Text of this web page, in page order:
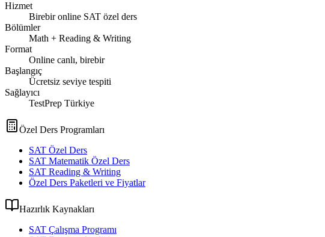
Hizmet
Birebir online SAT özel ders
Bölümler
Math + Reading & Writing
Format
Online canlı, birebir
Başlangıç
Ücretsiz seviye tespiti
Sağlayıcı
TestPrep Türkiye
Özel Ders Programları
SAT Özel Ders
SAT Matematik Özel Ders
SAT Reading & Writing
Özel Ders Paketleri ve Fiyatlar
Hazırlık Kaynakları
SAT Çalışma Programı